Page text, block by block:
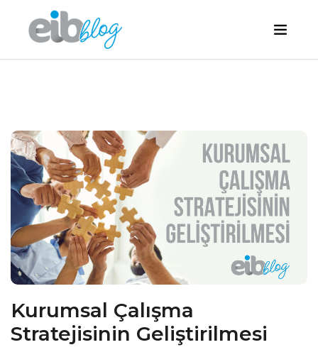
Kurumsal Çalışma
Stratejisinin Geliştirilmesi